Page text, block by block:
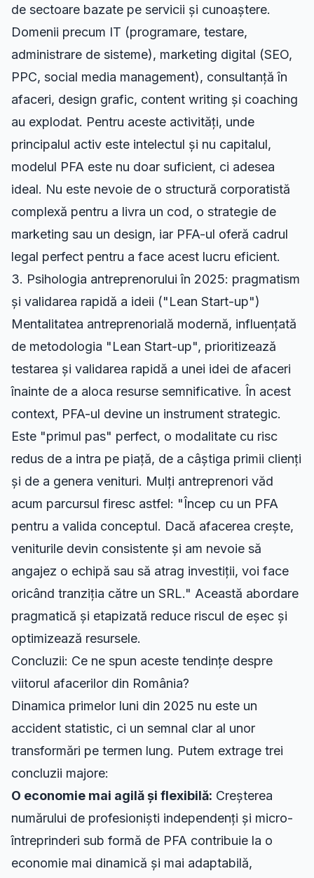
de sectoare bazate pe servicii și cunoaștere.
Domenii precum IT (programare, testare,
administrare de sisteme), marketing digital (SEO,
PPC, social media management), consultanță în
afaceri, design grafic, content writing și coaching
au explodat. Pentru aceste activități, unde
principalul activ este intelectul și nu capitalul,
modelul PFA este nu doar suficient, ci adesea
ideal. Nu este nevoie de o structură corporatistă
complexă pentru a livra un cod, o strategie de
marketing sau un design, iar PFA-ul oferă cadrul
legal perfect pentru a face acest lucru eficient.
3. Psihologia antreprenorului în 2025: pragmatism
și validarea rapidă a ideii ("Lean Start-up")
Mentalitatea antreprenorială modernă, influențată
de metodologia "Lean Start-up", prioritizează
testarea și validarea rapidă a unei idei de afaceri
înainte de a aloca resurse semnificative. În acest
context, PFA-ul devine un instrument strategic.
Este "primul pas" perfect, o modalitate cu risc
redus de a intra pe piață, de a câștiga primii clienți
și de a genera venituri. Mulți antreprenori văd
acum parcursul firesc astfel: "Încep cu un PFA
pentru a valida conceptul. Dacă afacerea crește,
veniturile devin consistente și am nevoie să
angajez o echipă sau să atrag investiții, voi face
oricând tranziția către un SRL." Această abordare
pragmatică și etapizată reduce riscul de eșec și
optimizează resursele.
Concluzii: Ce ne spun aceste tendințe despre
viitorul afacerilor din România?
Dinamica primelor luni din 2025 nu este un
accident statistic, ci un semnal clar al unor
transformări pe termen lung. Putem extrage trei
concluzii majore:
O economie mai agilă și flexibilă: Creșterea
numărului de profesioniști independenți și micro-
întreprinderi sub formă de PFA contribuie la o
economie mai dinamică și mai adaptabilă,